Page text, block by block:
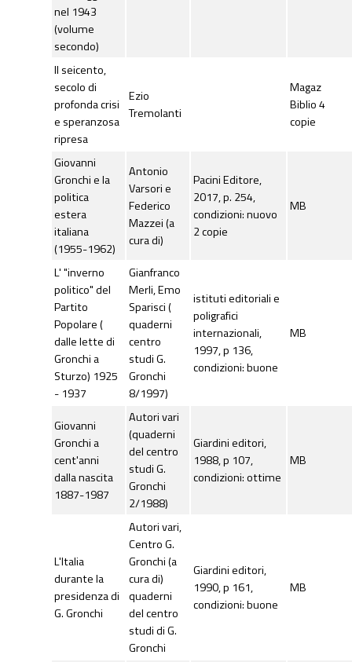
nel 1943
(volume
secondo)
Il seicento,
secolo di
profonda crisi
e speranzosa
ripresa
Ezio
Tremolanti
Magaz
Biblio 4
copie
Giovanni
Gronchi e la
politica
estera
italiana
(1955-1962)
Antonio
Varsori e
Federico
Mazzei (a
cura di)
Pacini Editore,
2017, p. 254,
condizioni: nuovo
2 copie
MB
L' "inverno
politico" del
Partito
Popolare (
dalle lette di
Gronchi a
Sturzo) 1925
- 1937
Gianfranco
Merli, Emo
Sparisci (
quaderni
centro
studi G.
Gronchi
8/1997)
istituti editoriali e
poligrafici
internazionali,
1997, p 136,
condizioni: buone
MB
Giovanni
Gronchi a
cent'anni
dalla nascita
1887-1987
Autori vari
(quaderni
del centro
studi G.
Gronchi
2/1988)
Giardini editori,
1988, p 107,
condizioni: ottime
MB
L'Italia
durante la
presidenza di
G. Gronchi
Autori vari,
Centro G.
Gronchi (a
cura di)
quaderni
del centro
studi di G.
Gronchi
Giardini editori,
1990, p 161,
condizioni: buone
MB